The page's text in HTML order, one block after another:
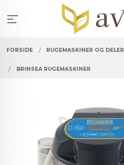
innholdet
FORSIDE RUGEMASKINER OG DELER
BRINSEA RUGEMASKINER